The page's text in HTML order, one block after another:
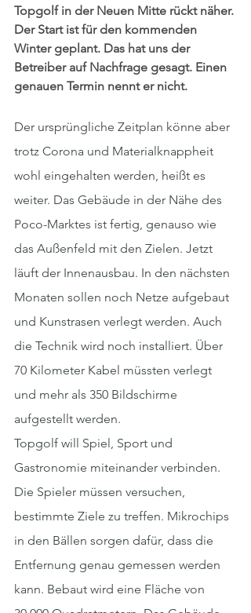
Topgolf in der Neuen Mitte rückt näher.
Der Start ist für den kommenden
Winter geplant. Das hat uns der
Betreiber auf Nachfrage gesagt. Einen
genauen Termin nennt er nicht.
Der ursprüngliche Zeitplan könne aber
trotz Corona und Materialknappheit
wohl eingehalten werden, heißt es
weiter. Das Gebäude in der Nähe des
Poco-Marktes ist fertig, genauso wie
das Außenfeld mit den Zielen. Jetzt
läuft der Innenausbau. In den nächsten
Monaten sollen noch Netze aufgebaut
und Kunstrasen verlegt werden. Auch
die Technik wird noch installiert. Über
70 Kilometer Kabel müssten verlegt
und mehr als 350 Bildschirme
aufgestellt werden.
Topgolf will Spiel, Sport und
Gastronomie miteinander verbinden.
Die Spieler müssen versuchen,
bestimmte Ziele zu treffen. Mikrochips
in den Bällen sorgen dafür, dass die
Entfernung genau gemessen werden
kann. Bebaut wird eine Fläche von